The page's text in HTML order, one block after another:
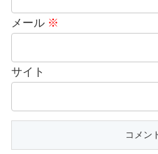
メール ※
サイト